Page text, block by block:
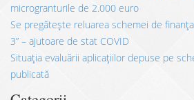
microgranturile de 2.000 euro
Se pregătește reluarea schemei de
3” – ajutoare de stat COVID
Situația evaluării aplicațiilor depuse pe
publicată